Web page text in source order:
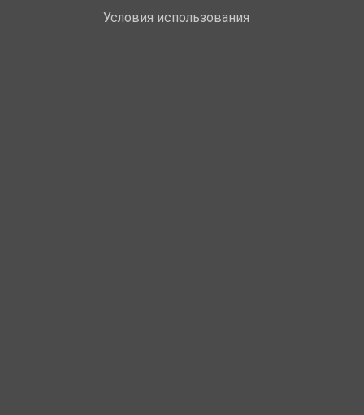
Условия использования